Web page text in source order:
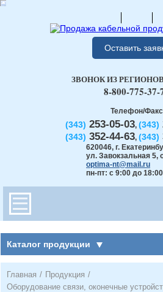
Оставить
Телефон/Факс
(343) 253-05-03, (343)
(343) 352-44-63, (343)
620046, г.
ул. Завокзальная 5,
optima-nt@mail.ru
пн-пт: с 9:00 до 18:00
ЗВОНОК ИЗ
8-800-775-37-
Каталог продукции
Главная / Продукция /
Оборудование связи, оконечные